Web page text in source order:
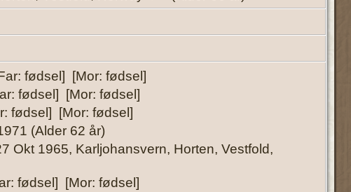
fødsel] [Mor: fødsel]
fødsel] [Mor: fødsel]
fødsel] [Mor: fødsel]
(Alder 62 år)
Okt 1965, Karljohansvern, Horten, Vestfold,
fødsel] [Mor: fødsel]